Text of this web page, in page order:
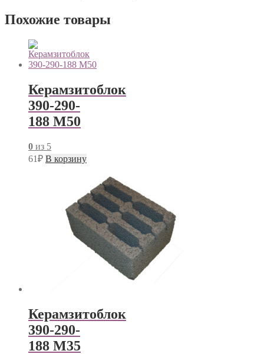
Похожие товары
Керамзитоблок
390-290-
188 М50
0 из 5
61₽ В корзину
Керамзитоблок
390-290-
188 М35